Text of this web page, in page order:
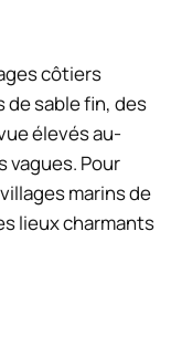
côtiers
de sable fin, des
élevés au-
vagues. Pour
marins de
lieux charmants